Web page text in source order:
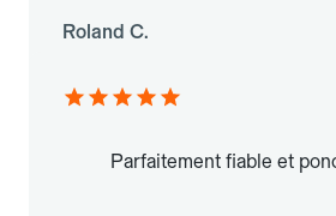
Roland C.
Parfaitement fiable et